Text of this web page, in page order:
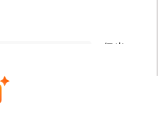
。仅当
置并打开后，值会变为